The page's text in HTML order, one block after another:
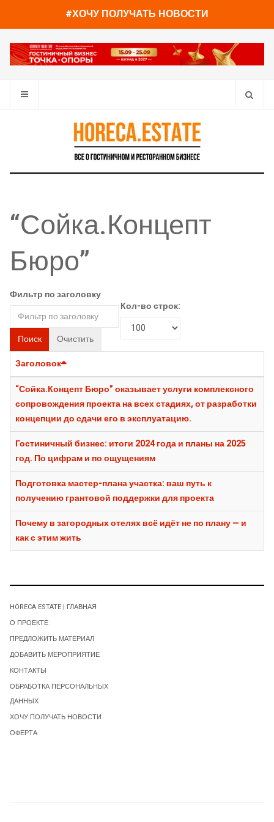
#ХОЧУ ПОЛУЧАТЬ НОВОСТИ
“Сойка.Концепт
Бюро”
Фильтр по заголовку
Поиск Очистить
Кол-во строк:
Заголовок
“Сойка.Концепт Бюро” оказывает услуги комплексного
сопровождения проекта на всех стадиях, от разработки
концепции до сдачи его в эксплуатацию.
Гостиничный бизнес: итоги 2024 года и планы на 2025
год. По цифрам и по ощущениям
Подготовка мастер-плана участка: ваш путь к
получению грантовой поддержки для проекта
Почему в загородных отелях всё идёт не по плану — и
как с этим жить
HORECA ESTATE | ГЛАВНАЯ
О ПРОЕКТЕ
ПРЕДЛОЖИТЬ МАТЕРИАЛ
ДОБАВИТЬ МЕРОПРИЯТИЕ
КОНТАКТЫ
ОБРАБОТКА ПЕРСОНАЛЬНЫХ
ДАННЫХ
ХОЧУ ПОЛУЧАТЬ НОВОСТИ
ОФЕРТА